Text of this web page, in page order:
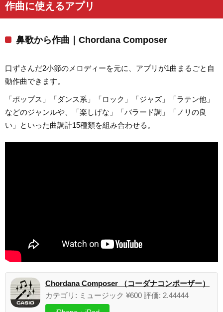
作曲に使えるアプリ
鼻歌から作曲｜Chordana Composer
口ずさんだ2小節のメロディーを元に、アプリが1曲まるごと自
動作曲できます。
「ポップス」「ダンス系」「ロック」「ジャズ」「ラテン他」
などのジャンルや、「楽しげな」「バラード調」「ノリの良
い」といった曲調計15種類を組み合わせる。
Chordana Composer （コーダナコンポーザー）
カテゴリ: ミュージック ¥600 評価: 2.44444